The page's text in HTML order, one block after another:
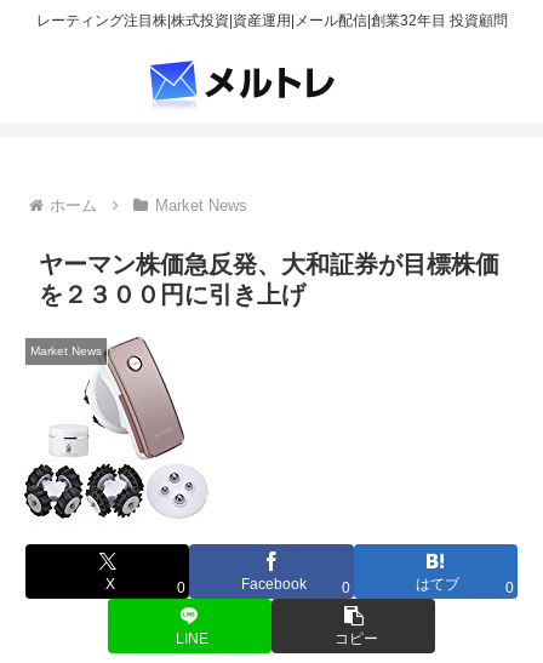
レーティング注目株|株式投資|資産運用|メール配信|創業32年目 投資顧問
ホーム Market News
ヤーマン株価急反発、大和証券が目標株価
を２３００円に引き上げ
Market News
X 0 Facebook 0 はてブ 0
LINE コピー